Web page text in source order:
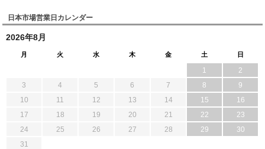
日本市場営業日カレンダー
2026年8月
月 火 水 木 金 土 日
1
2
3
4 5 6 7 8
9
10
11 12 13 14 15
16
17
18 19 20 21 22
23
24
25 26 27 28 29
30
31